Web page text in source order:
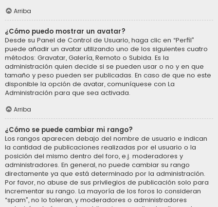
Arriba
¿Cómo puedo mostrar un avatar?
Desde su Panel de Control de Usuario, haga clic en “Perfil”
puede añadir un avatar utilizando uno de los siguientes cuatro
métodos: Gravatar, Galería, Remoto o Subida. Es la
administración quien decide si se pueden usar o no y en que
tamaño y peso pueden ser publicadas. En caso de que no este
disponible la opción de avatar, comuníquese con La
Administración para que sea activada.
Arriba
¿Cómo se puede cambiar mi rango?
Los rangos aparecen debajo del nombre de usuario e indican
la cantidad de publicaciones realizadas por el usuario o la
posición del mismo dentro del foro, e.j. moderadores y
administradores. En general, no puede cambiar su rango
directamente ya que está determinado por la administración.
Por favor, no abuse de sus privilegios de publicación solo para
incrementar su rango. La mayoría de los foros lo consideran
“spam”, no lo toleran, y moderadores o administradores